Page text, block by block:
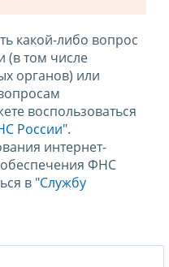
какой-либо вопрос
(в том числе
органов) или
воспользоваться
России".
интернет-
ФНС
в "Службу